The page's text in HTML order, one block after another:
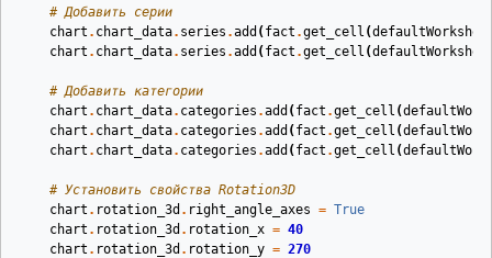
# Добавить серии
chart . chart_data. series .add ( fact .get_cell (
chart . chart_data. series .add ( fact .get_cell (
# Добавить категории
chart . chart_data. categories .add ( fact .get_cell (
chart . chart_data. categories .add ( fact .get_cell (
chart . chart_data. categories .add ( fact .get_cell (
# Установить свойства Rotation3D
chart . rotation_3d . right_angle_axes = True
chart . rotation_3d . rotation_x = 40
chart . rotation_3d . rotation_y = 270